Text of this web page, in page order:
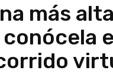
más